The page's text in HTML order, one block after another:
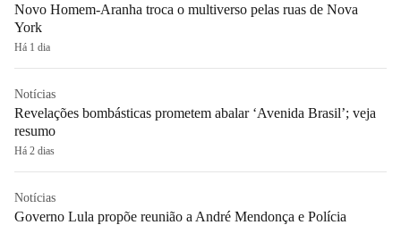
Novo Homem-Aranha troca o multiverso pelas ruas de Nova
York
Há 1 dia
Notícias
Revelações bombásticas prometem abalar ‘Avenida Brasil’; veja
resumo
Há 2 dias
Notícias
Governo Lula propõe reunião a André Mendonça e Polícia